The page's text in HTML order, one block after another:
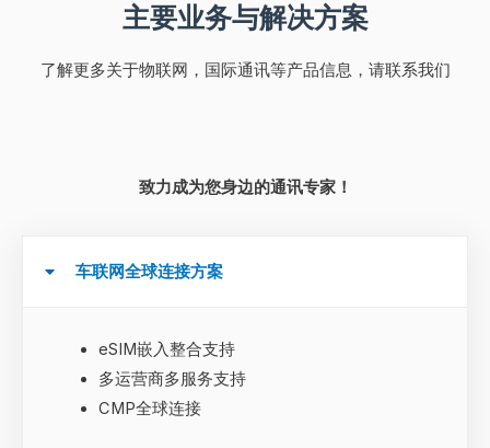
主要业务与解决方案
了解更多关于物联网，国际通讯等产品信息，请联系我们
致力成为您身边的通讯专家！
车联网全球连接方案
eSIM嵌入整合支持
多运营商多服务支持
CMP全球连接